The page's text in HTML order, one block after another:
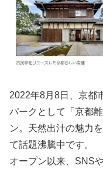
2022年8月8日、京都
パークとして「京都
ン。天然出汁の魅力
て話題沸騰中です。
オープン以来、SNS